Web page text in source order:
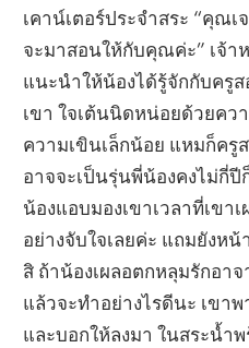
เคาน์เตอร์ประจำสระ “คุณ
จะมาสอนให้กับคุณค่ะ” เจ้
แนะนำให้น้องได้รู้จักกับครู
เขา ใจเต้นนิดหน่อยด้วยคว
ความเขินเล็กน้อย แหมก็ค
อาจจะเป็นรุ่นพี่น้องคงไม่กี่ปี
น้องแอบมองเขาเวลาที่เขา
อย่างจับใจเลยค่ะ แถมยังห
สิ ถ้าน้องเผลอตกหลุมรักอ
แล้วจะทำอย่างไรดีนะ เขา
และบอกให้ลงมา ในสระน้ำ